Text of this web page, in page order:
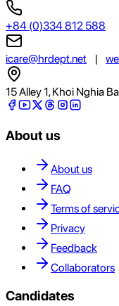
+84 (0)334 812 588
icare@hrdept.net |
15 Alley 1, Khoi Nghia
About us
About us
FAQ
Terms of
Privacy
Feedback
Collaborators
Candidates